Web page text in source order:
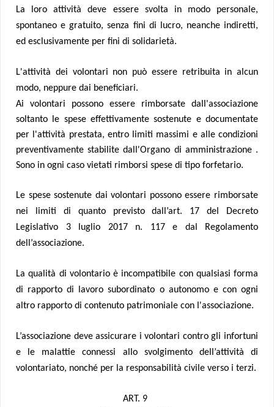
La loro attività deve essere svolta in modo personale,
spontaneo e gratuito, senza fini di lucro, neanche indiretti,
ed esclusivamente per fini di solidarietà.
L'attività dei volontari non può essere retribuita in alcun
modo, neppure dai beneficiari.
Ai volontari possono essere rimborsate dall'associazione
soltanto le spese effettivamente sostenute e documentate
per l'attività prestata, entro limiti massimi e alle condizioni
preventivamente stabilite dall'Organo di amministrazione .
Sono in ogni caso vietati rimborsi spese di tipo forfetario.
Le spese sostenute dai volontari possono essere rimborsate
nei limiti di quanto previsto dall’art. 17 del Decreto
Legislativo 3 luglio 2017 n. 117 e dal Regolamento
dell’associazione.
La qualità di volontario è incompatibile con qualsiasi forma
di rapporto di lavoro subordinato o autonomo e con ogni
altro rapporto di contenuto patrimoniale con l'associazione.
L’associazione deve assicurare i volontari contro gli infortuni
e le malattie connessi allo svolgimento dell’attività di
volontariato, nonché per la responsabilità civile verso i terzi.
ART. 9